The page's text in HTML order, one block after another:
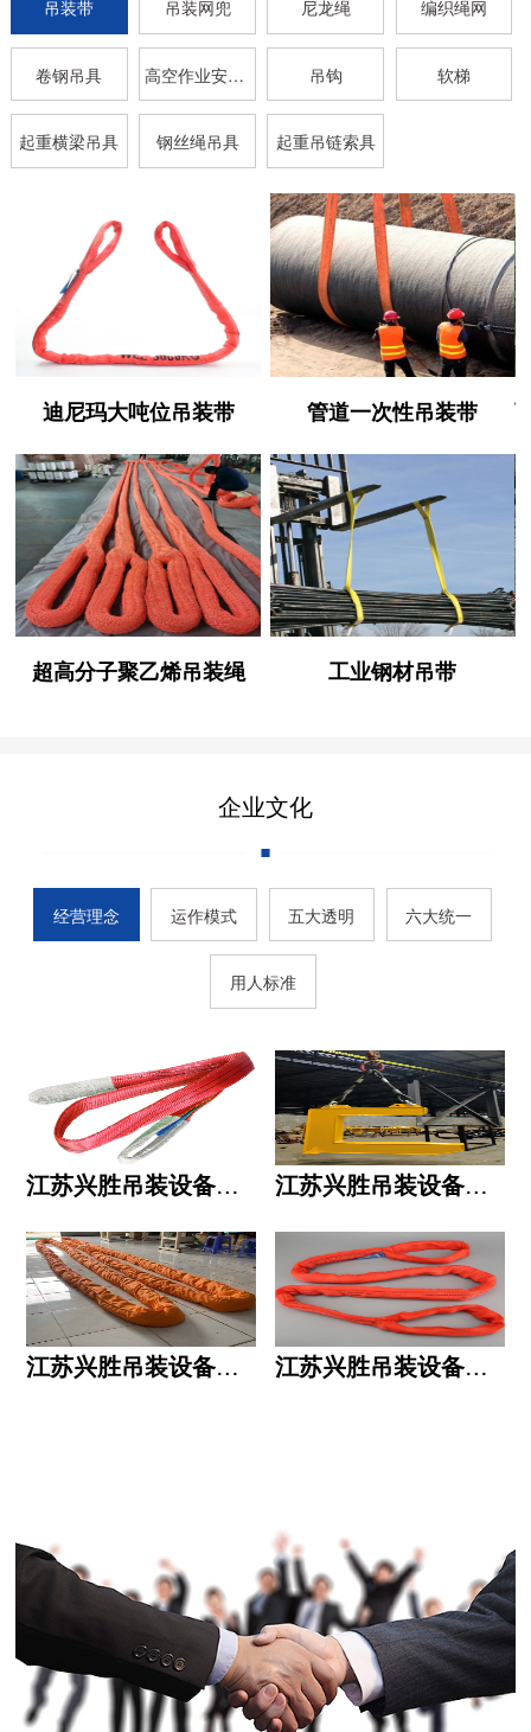
吊装带 吊装网兜 尼龙绳 编织绳网
卷钢吊具 高空作业安全带 吊钩 软梯
起重横梁吊具 钢丝绳吊具 起重吊链索具
迪尼玛大吨位吊装带 管道一次性吊装带
超高分子聚乙烯吊装绳 工业钢材吊带
企业文化
经营理念 运作模式 五大透明 六大统一
用人标准
江苏兴胜吊装设备有限公司的用人标准 江苏兴胜吊装设备有限公司的六大统一
江苏兴胜吊装设备有限公司五大透明 江苏兴胜吊装设备有限公司运作模式